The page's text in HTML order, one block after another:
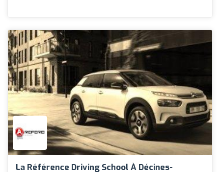
La Référence Driving School À Décines-